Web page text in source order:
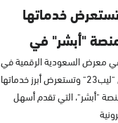
تستعرض خدماتها
منصة "أبشر" في
في معرض السعودية الرقمية في
المؤتمر التقني الدولي "ليب23" وتستعرض أبرز خدماتها
"أبشر"، التي تقدم أسهل